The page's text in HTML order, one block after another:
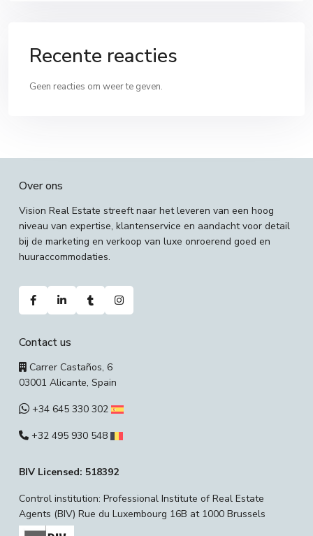
Recente reacties
Geen reacties om weer te geven.
Over ons
Vision Real Estate streeft naar het leveren van een hoog
niveau van expertise, klantenservice en aandacht voor detail
bij de marketing en verkoop van luxe onroerend goed en
huuraccommodaties.
Contact us
Carrer Castaños, 6
03001 Alicante, Spain
+34 645 330 302
+32 495 930 548
BIV Licensed: 518392
Control institution: Professional Institute of Real Estate
Agents (BIV) Rue du Luxembourg 16B at 1000 Brussels